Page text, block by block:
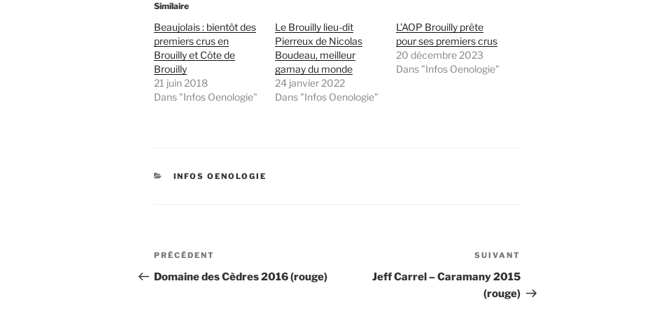
Similaire
Beaujolais : bientôt des
premiers crus en
Brouilly et Côte de
Brouilly
21 juin 2018
Dans "Infos Oenologie"
Le Brouilly lieu-dit
Pierreux de Nicolas
Boudeau, meilleur
gamay du monde
24 janvier 2022
Dans "Infos Oenologie"
L’AOP Brouilly prête
pour ses premiers crus
20 décembre 2023
Dans "Infos Oenologie"
CATÉGORIES
INFOS OENOLOGIE
Navigation
de
Article
précédent
PRÉCÉDENT
Domaine des Cèdres 2016 (rouge)
suivant
SUIVANT
Jeff Carrel – Caramany 2015
(rouge)